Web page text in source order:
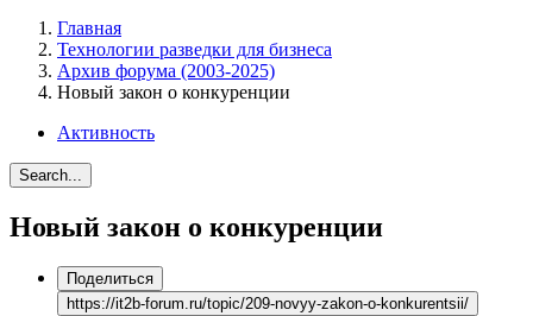
Главная
Технологии разведки для бизнеса
Архив форума (2003-2025)
Новый закон о конкуренции
Активность
Search...
Новый закон о конкуренции
Поделиться
https://it2b-forum.ru/topic/209-novyy-zakon-o-konkurentsii/